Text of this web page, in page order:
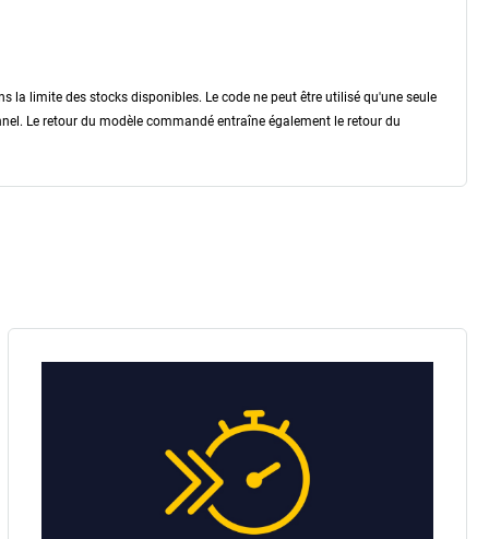
limite des stocks disponibles. Le code ne peut être utilisé qu'une seule
Le retour du modèle commandé entraîne également le retour du